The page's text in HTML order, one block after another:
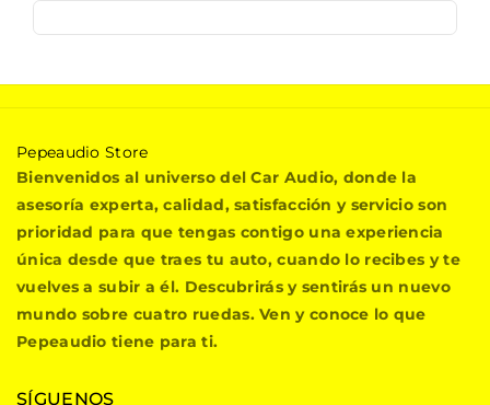
P
e
p
a
u
d
i
o
Pepeaudio Store
Bienvenidos al universo del Car Audio, donde la
asesoría experta, calidad, satisfacción y servicio son
prioridad para que tengas contigo una experiencia
única desde que traes tu auto, cuando lo recibes y te
vuelves a subir a él. Descubrirás y sentirás un nuevo
mundo sobre cuatro ruedas. Ven y conoce lo que
Pepeaudio tiene para ti.
SÍGUENOS